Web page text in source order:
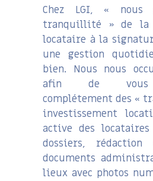
Chez LGI, « nous
tranquillité » de la
locataire à la
une gestion
bien. Nous nous
afin de vous
complétement des «
investissement
active des
dossiers,
documents
lieux avec photos